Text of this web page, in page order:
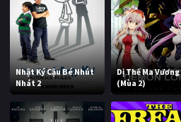
Nhật Ký Cậu Bé Nhút
Nhát 2
Dị Thế Ma Vương
(Mùa 2)